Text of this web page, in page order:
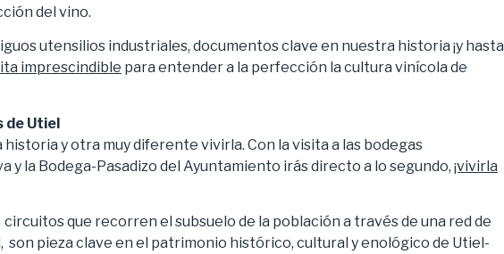
del vino.
utensilios industriales, documentos clave en nuestra historia ¡y hasta
imprescindible para entender a la perfección la cultura vinícola de
de Utiel
historia y otra muy diferente vivirla. Con la visita a las bodegas
y la Bodega-Pasadizo del Ayuntamiento irás directo a lo segundo, ¡vivirla
que recorren el subsuelo de la población a través de una red de
son pieza clave en el patrimonio histórico, cultural y enológico de Utiel-